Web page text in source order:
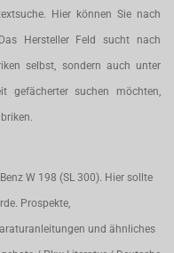
Hier können Sie nach
Hersteller Feld sucht nach
selbst, sondern auch unter
gefächerter suchen möchten,
W 198 (SL 300). Hier sollte
Prospekte,
und ähnliches